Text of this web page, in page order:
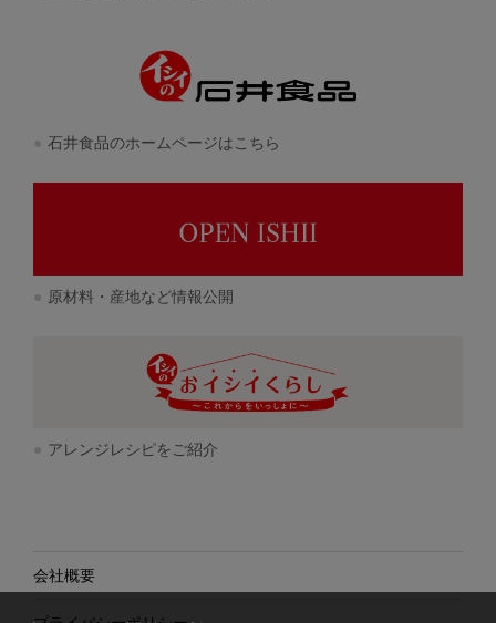
石井食品のホームページはこちら
原材料・産地など情報公開
アレンジレシピをご紹介
会社概要